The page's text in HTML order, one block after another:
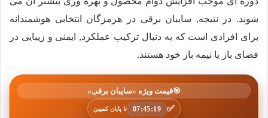
شوند. در نتیجه, سایبان برقی در هرمزگان انتخابی هوشمندانه
برای افرادی است که به دنبال ترکیب عملکرد, ایمنی و زیبایی در
فضای باز یا نیمه باز خود هستند.
🎯قیمت ویژه «سایبان برقی»
✅
07:45:18 تا پایان کمپین